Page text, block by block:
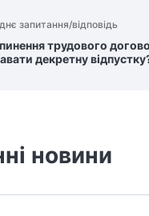
запитання/відповідь
трудового
декретну
новини